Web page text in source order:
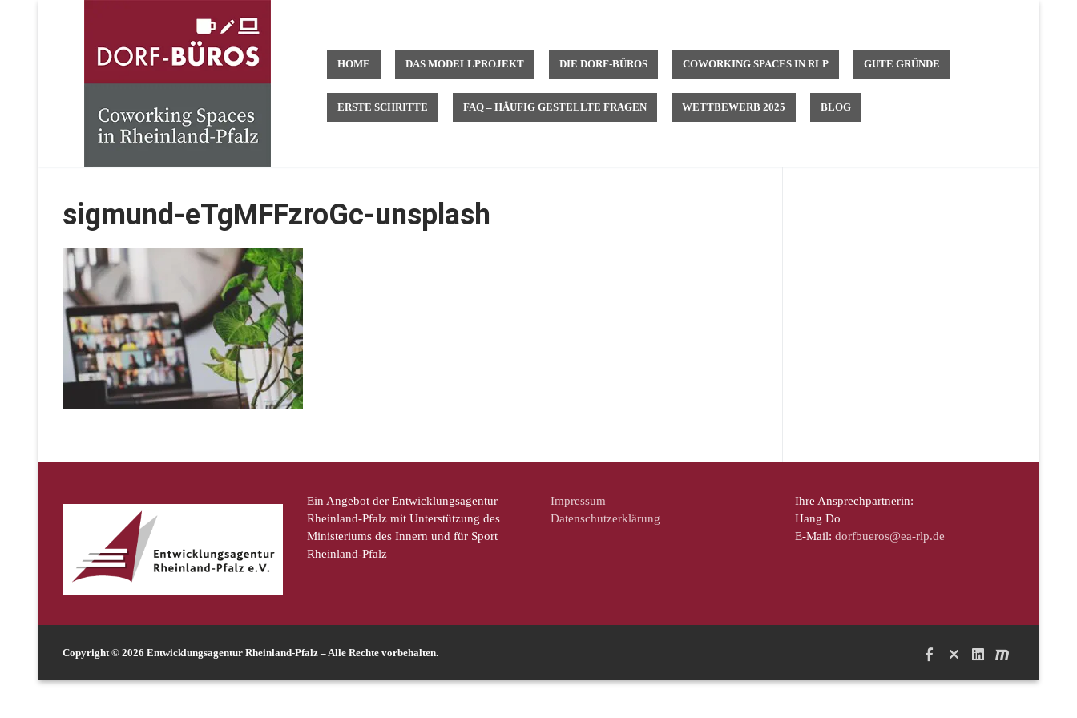
HOME DAS MODELLPROJEKT DIE DORF-BÜROS COWORKING SPACES IN RLP GUTE GRÜNDE
ERSTE SCHRITTE FAQ – HÄUFIG GESTELLTE FRAGEN WETTBEWERB 2025 BLOG
sigmund-eTgMFFzroGc-unsplash
Ein Angebot der Entwicklungsagentur
Rheinland-Pfalz mit Unterstützung des
Ministeriums des Innern und für Sport
Rheinland-Pfalz
Impressum
Datenschutzerklärung
Ihre Ansprechpartnerin:
Hang Do
E-Mail: dorfbueros@ea-rlp.de
Copyright © 2026 Entwicklungsagentur Rheinland-Pfalz – Alle Rechte vorbehalten.